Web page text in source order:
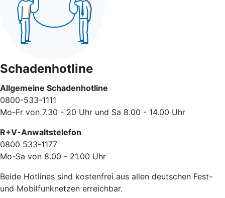
Schadenhotline
Allgemeine Schadenhotline
0800-533-1111
Mo-Fr von 7.30 - 20 Uhr und Sa 8.00 - 14.00 Uhr
R+V-Anwaltstelefon
0800 533-1177
Mo-Sa von 8.00 - 21.00 Uhr
Beide Hotlines sind kostenfrei aus allen deutschen Fest-
und Mobilfunknetzen erreichbar.